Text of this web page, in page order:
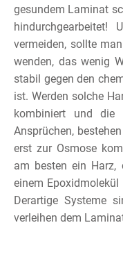
gesundem Laminat
vermeiden, sollte
wenden, das wenig
stabil gegen den
ist. Werden solche
kombiniert und die
Ansprüchen,
erst zur Osmose
am besten ein Harz,
einem Epoxidmolekül
Derartige Systeme
verleihen dem